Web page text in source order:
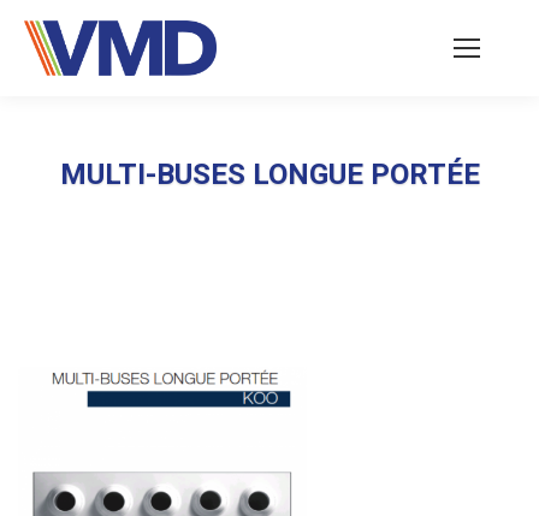
MULTI-BUSES LONGUE PORTÉE